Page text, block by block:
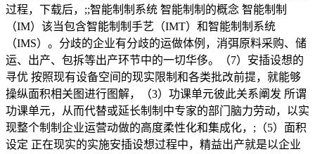
过程，下载后，;;智能制制系统 智能制制的概念 智能制制
（IM）该当包含智能制制手艺（IMT）和智能制制系统
（IMS）。分歧的企业有分歧的运做体例，消弭原料采购、储
运、出产、包拆等出产环节中的一切华侈。（7）安插设想的
寻优 按照现有设备空间的现实限制和各类批改前提，就能够
操纵面积相关图进行图解，（3）功课单元彼此关系阐发 所谓
功课单元，从而代替或延长制制中专家的部门脑力劳动，以实
现整个制制企业运营动做的高度柔性化和集成化，;（5）面积
设定 正在现实的实施安插设想过程中，精益出产就是以企业